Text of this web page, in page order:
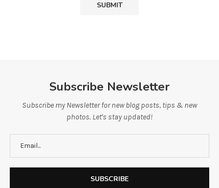
Subscribe Newsletter
Subscribe my Newsletter for new blog posts, tips & new
photos. Let's stay updated!